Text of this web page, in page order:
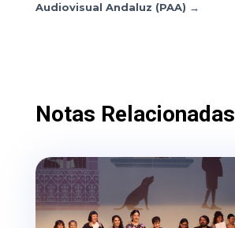
Audiovisual Andaluz (PAA) →
Notas Relacionadas